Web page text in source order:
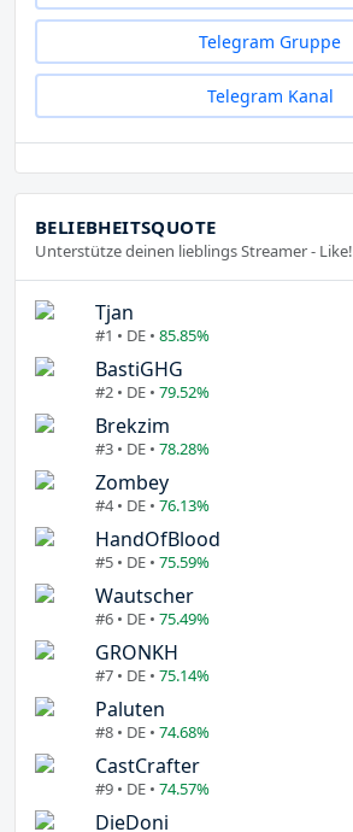
Telegram Gruppe
Telegram Kanal
BELIEBHEITSQUOTE
Unterstütze deinen lieblings Streamer - Like!
Tjan
#1 • DE • 85.85%
BastiGHG
#2 • DE • 79.52%
Brekzim
#3 • DE • 78.28%
Zombey
#4 • DE • 76.13%
HandOfBlood
#5 • DE • 75.59%
Wautscher
#6 • DE • 75.49%
GRONKH
#7 • DE • 75.14%
Paluten
#8 • DE • 74.68%
CastCrafter
#9 • DE • 74.57%
DieDoni